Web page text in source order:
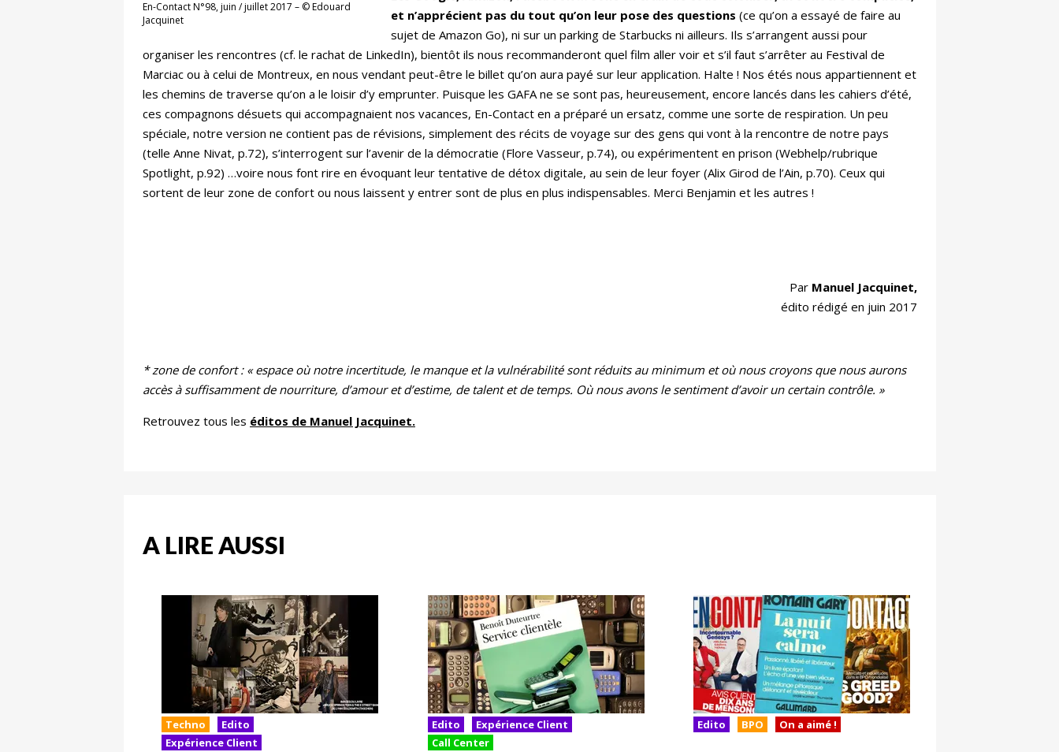
En-Contact N°98, juin / juillet 2017 – © Edouard
Jacquinet
et n’apprécient pas du tout qu’on leur pose des questions (ce qu’on a essayé de faire au
sujet de Amazon Go), ni sur un parking de Starbucks ni ailleurs. Ils s’arrangent aussi pour
organiser les rencontres (cf. le rachat de LinkedIn), bientôt ils nous recommanderont quel film aller voir et s’il faut s’arrêter au Festival de
Marciac ou à celui de Montreux, en nous vendant peut-être le billet qu’on aura payé sur leur application. Halte ! Nos étés nous appartiennent et
les chemins de traverse qu’on a le loisir d’y emprunter. Puisque les GAFA ne se sont pas, heureusement, encore lancés dans les cahiers d’été,
ces compagnons désuets qui accompagnaient nos vacances, En-Contact en a préparé un ersatz, comme une sorte de respiration. Un peu
spéciale, notre version ne contient pas de révisions, simplement des récits de voyage sur des gens qui vont à la rencontre de notre pays
(telle Anne Nivat, p.72), s’interrogent sur l’avenir de la démocratie (Flore Vasseur, p.74), ou expérimentent en prison (Webhelp/rubrique
Spotlight, p.92) …voire nous font rire en évoquant leur tentative de détox digitale, au sein de leur foyer (Alix Girod de l’Ain, p.70). Ceux qui
sortent de leur zone de confort ou nous laissent y entrer sont de plus en plus indispensables. Merci Benjamin et les autres !
Par Manuel Jacquinet,
édito rédigé en juin 2017
* zone de confort : « espace où notre incertitude, le manque et la vulnérabilité sont réduits au minimum et où nous croyons que nous aurons
accès à suffisamment de nourriture, d’amour et d’estime, de talent et de temps. Où nous avons le sentiment d’avoir un certain contrôle. »
Retrouvez tous les éditos de Manuel Jacquinet.
A LIRE AUSSI
Techno
Edito
Expérience Client
Edito
Expérience Client
Call Center
Edito BPO On a aimé !